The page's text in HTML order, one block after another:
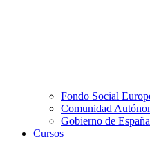
Fondo Social
Comunidad
Gobierno de España
Cursos